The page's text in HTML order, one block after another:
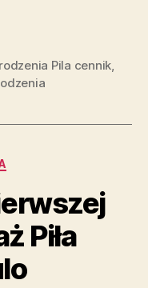
Pila cennik
Piła